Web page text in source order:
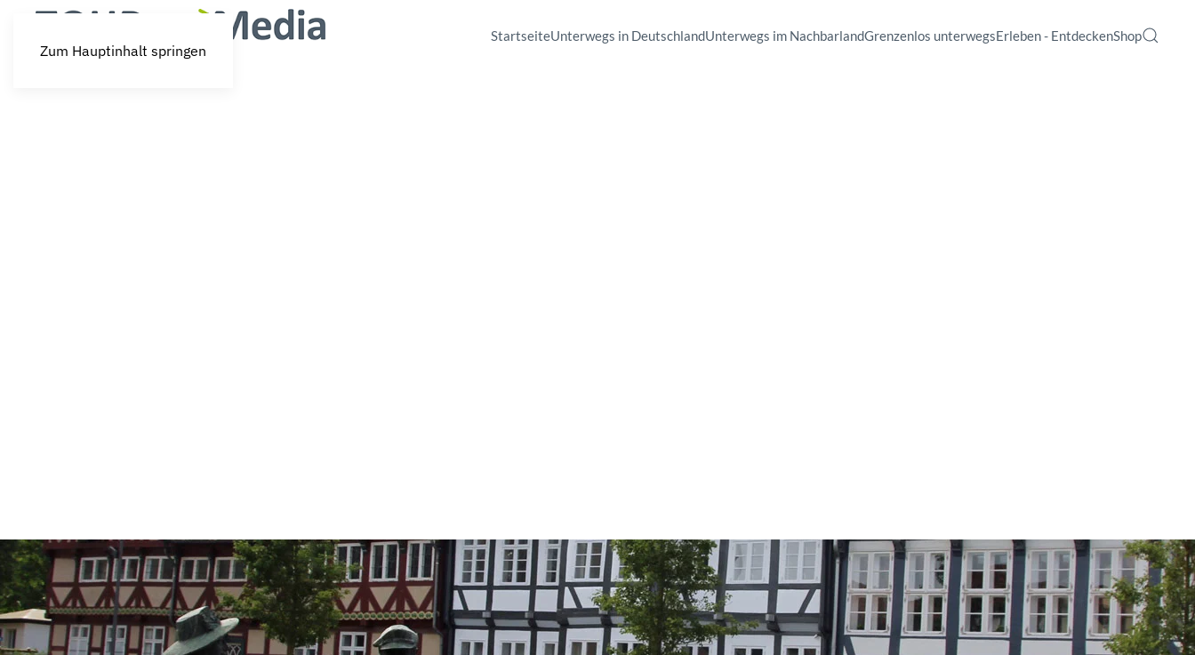
Zum Hauptinhalt springen
StartseiteUnterwegs in DeutschlandUnterwegs im NachbarlandGrenzenlos unterwegsErleben - EntdeckenShop